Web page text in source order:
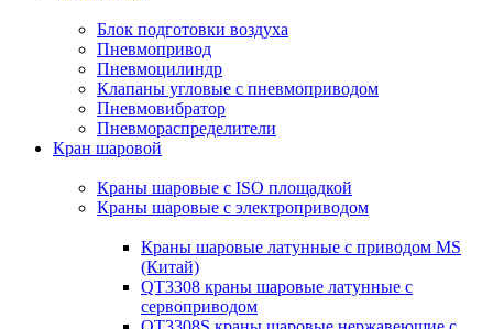
Блок подготовки воздуха
Пневмопривод
Пневмоцилиндр
Клапаны угловые с пневмоприводом
Пневмовибратор
Пневмораспределители
Кран шаровой
Краны шаровые с ISO площадкой
Краны шаровые с электроприводом
Краны шаровые латунные с приводом MS
(Китай)
QT3308 краны шаровые латунные с
сервоприводом